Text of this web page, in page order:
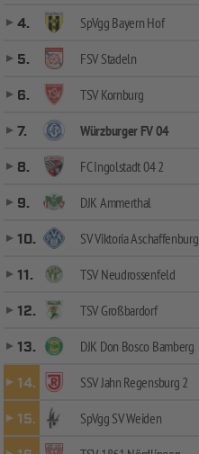
4.
SpVgg Bayern Hof
5.
FSV Stadeln
6.
TSV Kornburg
7.
Würzburger FV 04
8.
FC Ingolstadt 04 2
9.
DJK Ammerthal
10.
SV Viktoria Aschaffenburg
11.
TSV Neudrossenfeld
12.
TSV Großbardorf
13.
DJK Don Bosco Bamberg
14.
SSV Jahn Regensburg 2
15.
SpVgg SV Weiden